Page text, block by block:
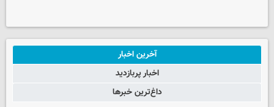
آخرین اخبار
اخبار پربازدید
داغ‌ترین خبرها